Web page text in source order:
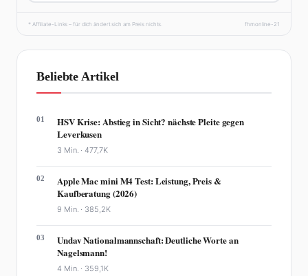
* Affiliate-Links – für dich ändert sich am Preis nichts. fhmonline-21
Beliebte Artikel
01
HSV Krise: Abstieg in Sicht? nächste Pleite gegen
Leverkusen
3 Min. ·477,7K
02
Apple Mac mini M4 Test: Leistung, Preis &
Kaufberatung (2026)
9 Min. · 385,2K
03
Undav Nationalmannschaft: Deutliche Worte an
Nagelsmann!
4 Min. · 359,1K